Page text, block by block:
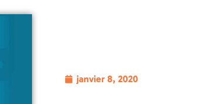
janvier 8, 2020